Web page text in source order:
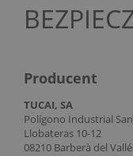
Producent
TUCAI, SA
Polígono Industrial
Llobateras 10-12
08210 Barberà del